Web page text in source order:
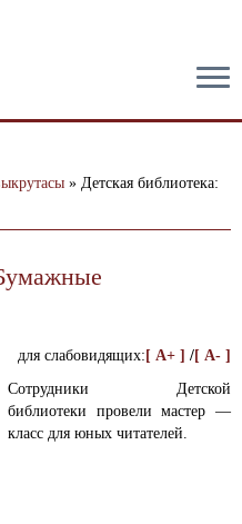
» Детская библиотека:
для слабовидящих: [ A+ ] /[ A- ]
Сотрудники Детской
библиотеки провели мастер —
класс для юных читателей.